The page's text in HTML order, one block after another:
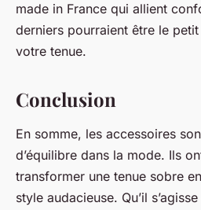
made in France qui allient
derniers pourraient être le
votre tenue.
Conclusion
En somme, les accessoires
d’équilibre dans la mode. Ils
transformer une tenue sobre
style audacieuse. Qu’il